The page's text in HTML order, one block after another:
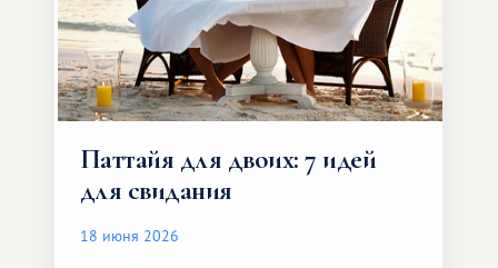
Паттайя для двоих: 7 идей
для свидания
18 июня 2026